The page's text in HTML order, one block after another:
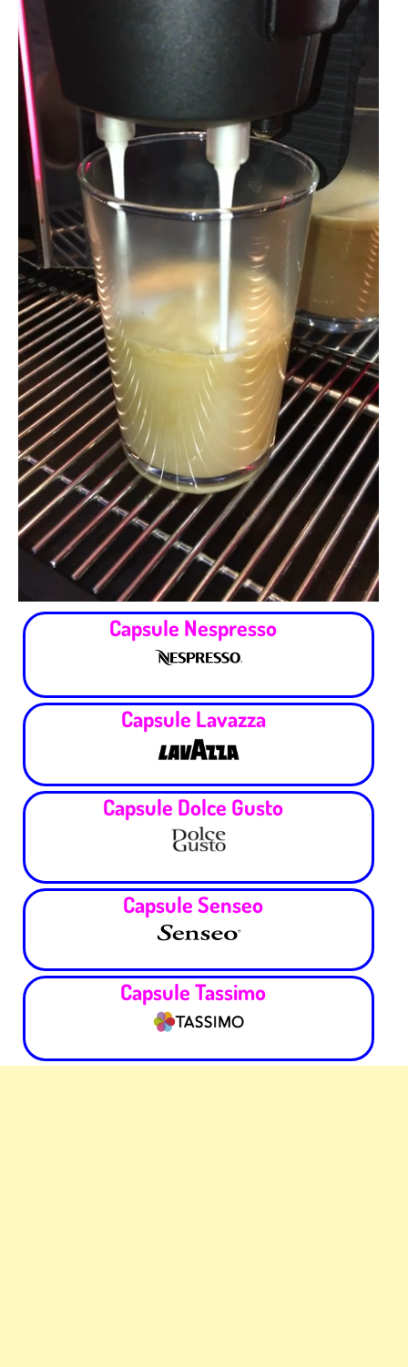
Capsule Nespresso
Capsule Lavazza
Capsule Dolce Gusto
Capsule Senseo
Capsule Tassimo